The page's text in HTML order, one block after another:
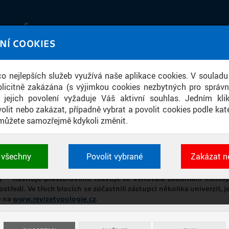
COOKIES
nejlepších služeb využívá naše aplikace cookies. V
zakázána (s výjimkou cookies nezbytných pro
povolení vyžaduje Váš aktivní souhlas. Jedním
nebo zakázat, případně vybrat a povolit cookies podle
samozřejmě kdykoli změnit.
a identifikátorů relace. Jsou nezbytné pro
vždy aktivní.
Povolit vybrané Zakázat
obrazem a zvukem
REVIZE TYPOLOGIE 2022
v Praze již 5. ročník odborné konference reVize
– nástroje prostorového rozvoje se věnovala zkoumání
Ve třech blocích se zúčastnili zástupci několika univerzit,
na www.revizetypologie.cz